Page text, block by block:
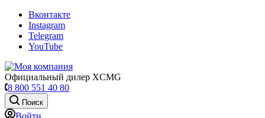
Вконтакте
Instagram
Telegram
YouTube
Официальный дилер XCMG
8 800 551 40 80
Поиск
Войти